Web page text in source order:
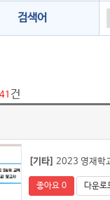
검색어
41 건
[기타] 2023 영재학
좋아요 0 다운로